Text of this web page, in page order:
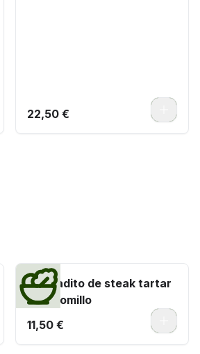
22,50 €
Montadito de steak tartar
de solomillo
11,50 €